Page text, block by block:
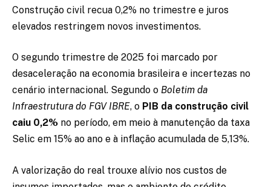
Construção civil recua 0,2% no trimestre e juros
elevados restringem novos investimentos.
O segundo trimestre de 2025 foi marcado por
desaceleração na economia brasileira e incertezas no
cenário internacional. Segundo o Boletim da
Infraestrutura do FGV IBRE, o PIB da construção civil
caiu 0,2% no período, em meio à manutenção da taxa
Selic em 15% ao ano e à inflação acumulada de 5,13%.
A valorização do real trouxe alívio nos custos de